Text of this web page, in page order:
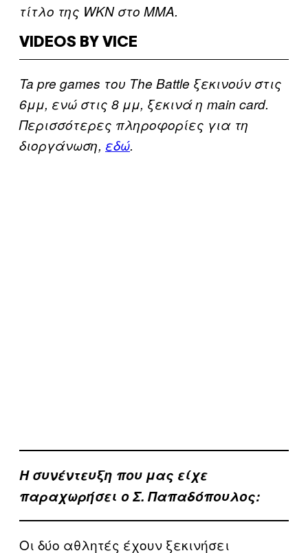
τίτλο της WKN στο MMA.
VIDEOS BY VICE
Ta pre games του The Battle ξεκινούν στις
6μμ, ενώ στις 8 μμ, ξεκινά η main card.
Περισσότερες πληροφορίες για τη
διοργάνωση, εδώ.
Η συνέντευξη που μας είχε
παραχωρήσει ο Σ. Παπαδόπουλος:
Οι δύο αθλητές έχουν ξεκινήσει